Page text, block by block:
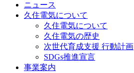
ニュース
久住電気について
久住電気について
久住電気の歴史
次世代育成支援 行動計画
SDGs推進宣言
事業案内